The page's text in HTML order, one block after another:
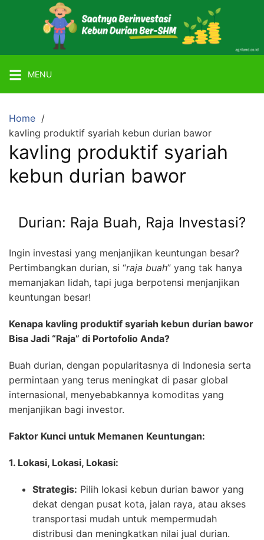
Agriland
Lahan
Kebun
Ber-
SHM
dengan
Tanaman
Durian
Miki
MENU
Home
kavling produktif syariah kebun durian bawor
kavling produktif syariah
kebun durian bawor
Durian: Raja Buah, Raja Investasi?
Ingin investasi yang menjanjikan keuntungan besar?
Pertimbangkan durian, si “raja buah” yang tak hanya
memanjakan lidah, tapi juga berpotensi menjanjikan
keuntungan besar!
Kenapa kavling produktif syariah kebun durian bawor
Bisa Jadi “Raja” di Portofolio Anda?
Buah durian, dengan popularitasnya di Indonesia serta
permintaan yang terus meningkat di pasar global
internasional, menyebabkannya komoditas yang
menjanjikan bagi investor.
Faktor Kunci untuk Memanen Keuntungan:
1. Lokasi, Lokasi, Lokasi:
Strategis: Pilih lokasi kebun durian bawor yang
dekat dengan pusat kota, jalan raya, atau akses
transportasi mudah untuk mempermudah
distribusi dan meningkatkan nilai jual durian.